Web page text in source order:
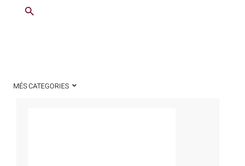
MÉS CATEGORIES